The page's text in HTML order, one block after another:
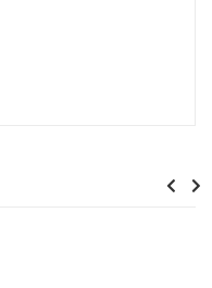
Previous
Next